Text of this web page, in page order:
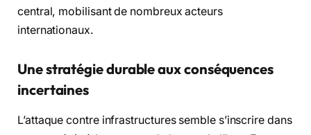
central, mobilisant de nombreux acteurs
internationaux.
Une stratégie durable aux conséquences
incertaines
L’attaque contre infrastructures semble s’inscrire dans